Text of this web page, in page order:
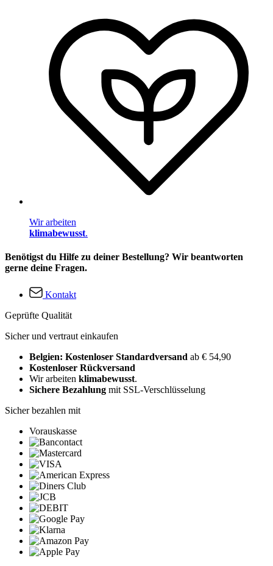
Wir arbeiten
klimabewusst.
Benötigst du Hilfe zu deiner Bestellung? Wir beantworten
gerne deine Fragen.
Kontakt
Geprüfte Qualität
Sicher und vertraut einkaufen
Belgien: Kostenloser Standardversand ab € 54,90
Kostenloser Rückversand
Wir arbeiten klimabewusst.
Sichere Bezahlung mit SSL-Verschlüsselung
Sicher bezahlen mit
Vorauskasse